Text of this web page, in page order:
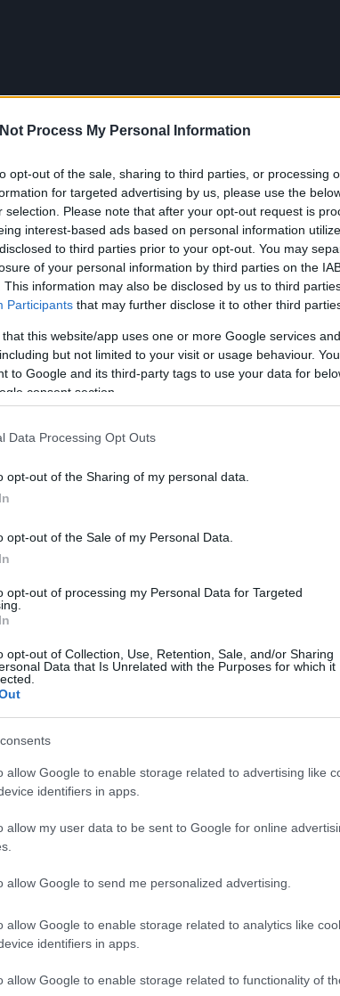
Process My Personal Information
opt-out of the sale, sharing to third parties, or processing
for targeted advertising by us, please use the
selection. Please note that after your opt-out request is
interest-based ads based on personal information
to third parties prior to your opt-out. You may
of your personal information by third parties on the
This information may also be disclosed by us to third
Participants that may further disclose it to other third
that this website/app uses one or more Google services
but not limited to your visit or usage behaviour.
to Google and its third-party tags to use your data for
consent section.
Data Processing Opt Outs
opt-out of the Sharing of my personal data.
opt-out of the Sale of my Personal Data.
opt-out of processing my Personal Data for Targeted
opt-out of Collection, Use, Retention, Sale, and/or Sharing
Data that Is Unrelated with the Purposes for which it
allow Google to enable storage related to advertising like
identifiers in apps.
allow my user data to be sent to Google for online
allow Google to send me personalized advertising.
allow Google to enable storage related to analytics like
identifiers in apps.
allow Google to enable storage related to functionality of
James Graham énekes az NME-nek:
mint a terápiás foglalkozás, és volt egy
Bár olyan életem van, amivel igazán boldog
magam, van egy olyan oldalam is, amely
nem igazán kedvelem magamat… mindenféle
és a zene nem más, mint az én
mindezzel. Mindenki lehet vidám és
headlinere Oroszországból érkezik: az IC3PEAK
hiphop és elektronika ötvözésével készíti
W17chøu7 fesztivál állandó fellépői között is
Nick és Nastya rendre erősen rendszerkritikus
megfelelően rendszeresen vegzálják is őket
le is tartóztatták, mert egy be nem jelentett
meg, a rendőri brutalitáson és a hatóságokon
áprilisi koncertjük már jó ideje telt házas, így
ismételni szeretnének, azoknak ez csak
augusztusban a Fekete Zaj